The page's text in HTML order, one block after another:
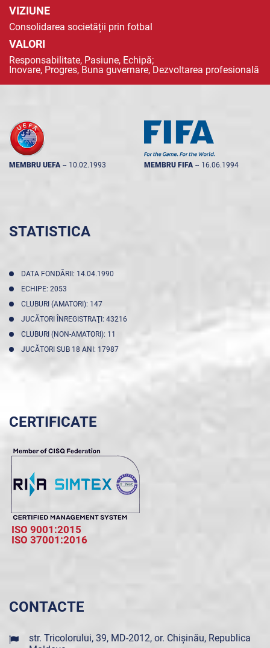
VIZIUNE
Consolidarea societății prin fotbal
VALORI
Responsabilitate, Pasiune, Echipă;
Inovare, Progres, Buna guvernare, Dezvoltarea profesională
MEMBRU UEFA -- 10.02.1993 MEMBRU FIFA -- 16.06.1994
STATISTICA
DATA FONDĂRII: 14.04.1990
ECHIPE: 2053
CLUBURI (AMATORI): 147
JUCĂTORI ÎNREGISTRAŢI: 43216
CLUBURI (NON-AMATORI): 11
JUCĂTORI SUB 18 ANI: 17987
CERTIFICATE
ISO 9001:2015
ISO 37001:2016
CONTACTE
str. Tricolorului, 39, MD-2012, or. Chișinău, Republica